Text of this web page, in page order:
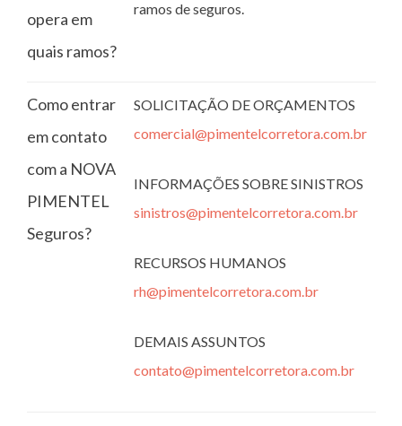
opera em
quais ramos?
ramos de seguros.
Como entrar
em contato
com a NOVA
PIMENTEL
Seguros?
SOLICITAÇÃO DE ORÇAMENTOS
comercial@pimentelcorretora.com.br
INFORMAÇÕES SOBRE SINISTROS
sinistros@pimentelcorretora.com.br
RECURSOS HUMANOS
rh@pimentelcorretora.com.br
DEMAIS ASSUNTOS
contato@pimentelcorretora.com.br